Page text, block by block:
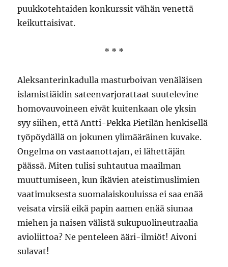
puukkotehtaiden konkurssit vähän venettä
keikuttaisivat.
* * *
Aleksanterinkadulla masturboivan venäläisen
islamistiäidin sateenvarjorattaat suutelevine
homovauvoineen eivät kuitenkaan ole yksin
syy siihen, että Antti-Pekka Pietilän henkisellä
työpöydällä on jokunen ylimääräinen kuvake.
Ongelma on vastaanottajan, ei lähettäjän
päässä. Miten tulisi suhtautua maailman
muuttumiseen, kun ikävien ateistimuslimien
vaatimuksesta suomalaiskouluissa ei saa enää
veisata virsiä eikä papin aamen enää siunaa
miehen ja naisen välistä sukupuolineutraalia
avioliittoa? Ne penteleen ääri-ilmiöt! Aivoni
sulavat!